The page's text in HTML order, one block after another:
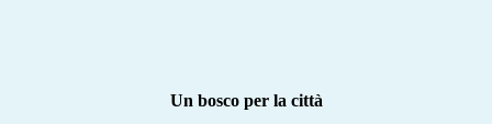
Un bosco per la città